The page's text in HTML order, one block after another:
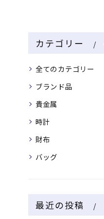
カテゴリー
全てのカテゴリー
ブランド品
貴金属
時計
財布
バッグ
最近の投稿